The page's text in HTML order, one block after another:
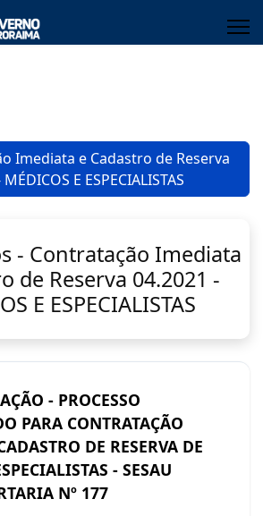
Imediata e Cadastro de Reserva
E ESPECIALISTAS
- Contratação Imediata
de Reserva 04.2021 -
E ESPECIALISTAS
- PROCESSO
PARA CONTRATAÇÃO
DE RESERVA DE
- SESAU
Nº 177